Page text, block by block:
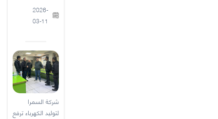
2026-
03-11
شركة السمرا
لتوليد الكهرباء ترفع